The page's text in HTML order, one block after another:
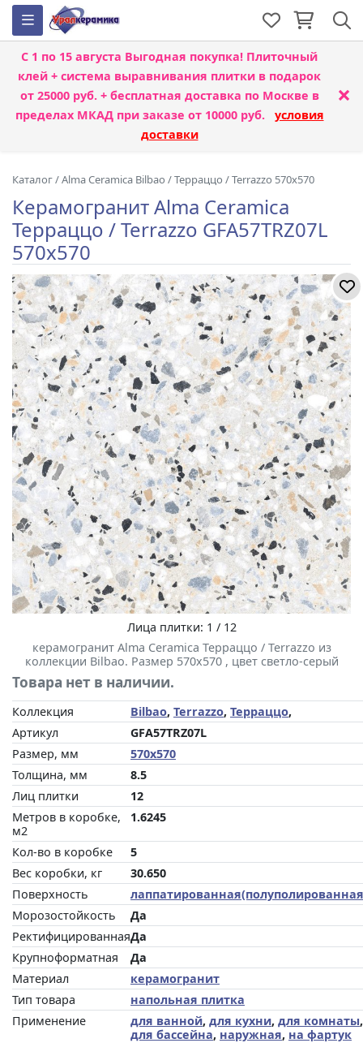
С 1 по 15 августа Выгодная покупка! Плиточный
клей + система выравнивания плитки в подарок
от 25000 руб. + бесплатная доставка по Москве в
пределах МКАД при заказе от 10000 руб. условия
доставки
×
Каталог/Alma Ceramica Bilbao /Терраццо / Terrazzo 570x570
Керамогранит Alma Ceramica
Терраццо / Terrazzo GFA57TRZ07L
570x570
Лица плитки: 1 / 12
керамогранит Alma Ceramica Терраццо / Terrazzo из
коллекции Bilbao. Размер 570x570 , цвет светло-серый
Товара нет в наличии.
Коллекция Bilbao, Terrazzo, Терраццо,
Артикул
GFA57TRZ07L
Размер, мм
570x570
Толщина, мм
8.5
Лиц плитки
12
Метров в коробке,
м2
1.6245
Кол-во в коробке
5
Вес коробки, кг
30.650
Поверхность
Морозостойкость
Да
РектифицированнаяДа
Крупноформатная
Да
Материал
керамогранит
Тип товара
напольная плитка
Применение
для ванной, для кухни, для комнаты,
для бассейна, наружная, на фартук